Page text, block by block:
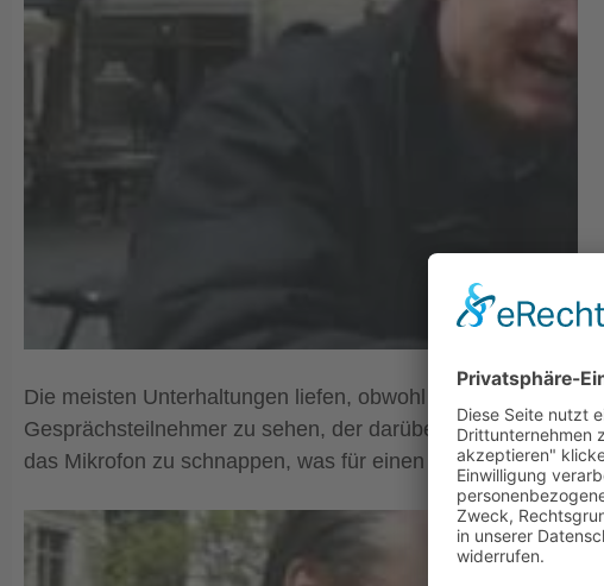
Die meisten Unterhaltungen liefen, obwohl manch Linker
Gesprächsteilnehmer zu sehen, der darüber erbost war,
das Mikrofon zu schnappen, was für einen kurzzeitigen